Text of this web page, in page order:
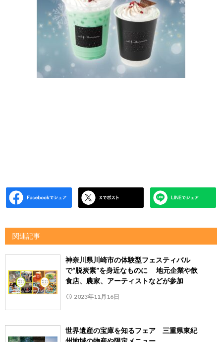
関連記事
神奈川県川崎市の体験型フェスティバル
で“脱炭素”を身近なものに 地元企業や飲
食店、農家、アーティストなどが参加
2023年11月16日
世界遺産の宝庫を知るフェア 三重県東紀